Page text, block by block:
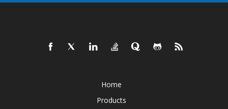
Home
Products